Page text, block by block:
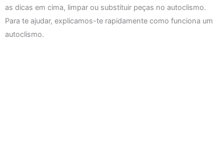
as dicas em cima, limpar ou substituir peças no autoclismo.
Para te ajudar, explicamos-te rapidamente como funciona um
autoclismo.